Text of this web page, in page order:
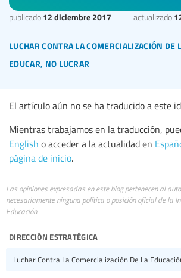
luchar contra la comercialización de
educar, no lucrar
publicado 12 diciembre 2017 actualizado
El artículo aún no se ha traducido a este
Mientras trabajamos en la traducción,
English o acceder a la actualidad en
página de inicio.
Las opiniones expresadas en este blog pertenecen al
necesariamente ninguna política o posición oficial de la
Educación.
dirección estratégica
Luchar Contra La Comercialización De La